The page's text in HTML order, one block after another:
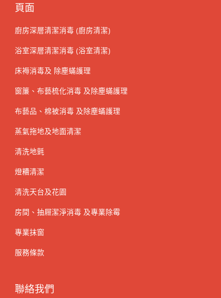
頁面
廚房深層清潔消毒 (廚房清潔)
浴室深層清潔消毒 (浴室清潔)
床褥消毒及 除塵蟎護理
窗簾、布藝梳化消毒 及除塵蟎護理
布藝品、棉被消毒 及除塵蟎護理
蒸氣拖地及地面清潔
清洗地氈
燈糟清潔
清洗天台及花園
房間、抽屜潔淨消毒 及專業除霉
專業抹窗
服務條款
聯絡我們